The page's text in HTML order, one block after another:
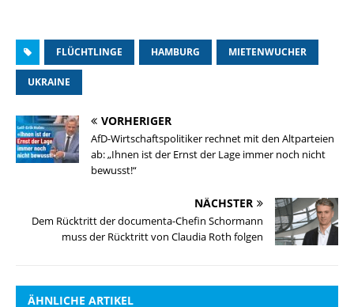
FLÜCHTLINGE HAMBURG MIETENWUCHER
UKRAINE
VORHERIGER
AfD-Wirtschaftspolitiker rechnet mit den Altparteien
ab: „Ihnen ist der Ernst der Lage immer noch nicht
bewusst!“
NÄCHSTER
Dem Rücktritt der documenta-Chefin Schormann
muss der Rücktritt von Claudia Roth folgen
ÄHNLICHE ARTIKEL